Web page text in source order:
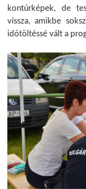
kontúrképek, de
vissza, amikbe
időtöltéssé vált a